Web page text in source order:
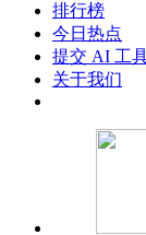
排行榜
今日热点
提交 AI 工
关于我们